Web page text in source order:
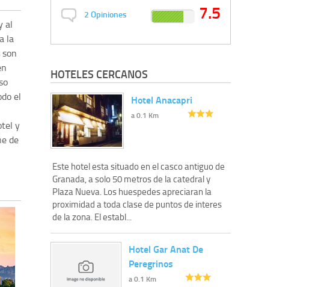
al
la
el
y
de
2Opiniones 7.5
HOTELES CERCANOS
Hotel Anacapri
a 0.1 Km
Este hotel esta situado en el casco antiguo de
Granada, a solo 50 metros de la catedral y
Plaza Nueva. Los huespedes apreciaran la
proximidad a toda clase de puntos de interes
de la zona. El establ...
Hotel Gar Anat De
Peregrinos
a 0.1 Km